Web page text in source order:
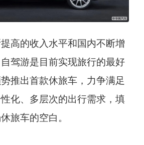
高的收入水平和国内不断增
驾游是目前实现旅行的最好
推出首款休旅车，力争满足
化、多层次的出行需求，填
旅车的空白。